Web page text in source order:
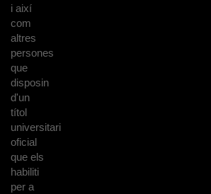
i així
com
altres
persones
que
disposin
d'un
títol
universitari
oficial
que els
habiliti
per a